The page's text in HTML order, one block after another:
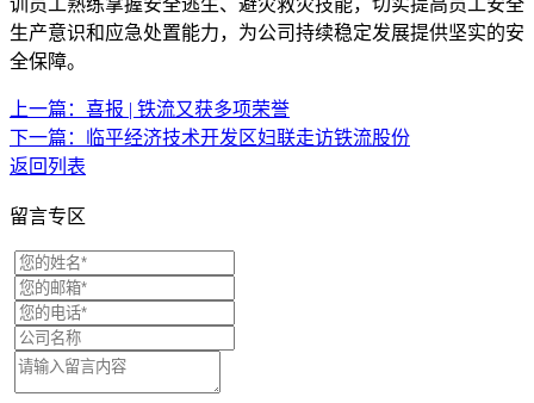
训员工熟练掌握安全逃生、避灾救灾技能，切实提高员工安全
生产意识和应急处置能力，为公司持续稳定发展提供坚实的安
全保障。
上一篇：喜报 | 铁流又获多项荣誉
下一篇：临平经济技术开发区妇联走访铁流股份
返回列表
留言专区